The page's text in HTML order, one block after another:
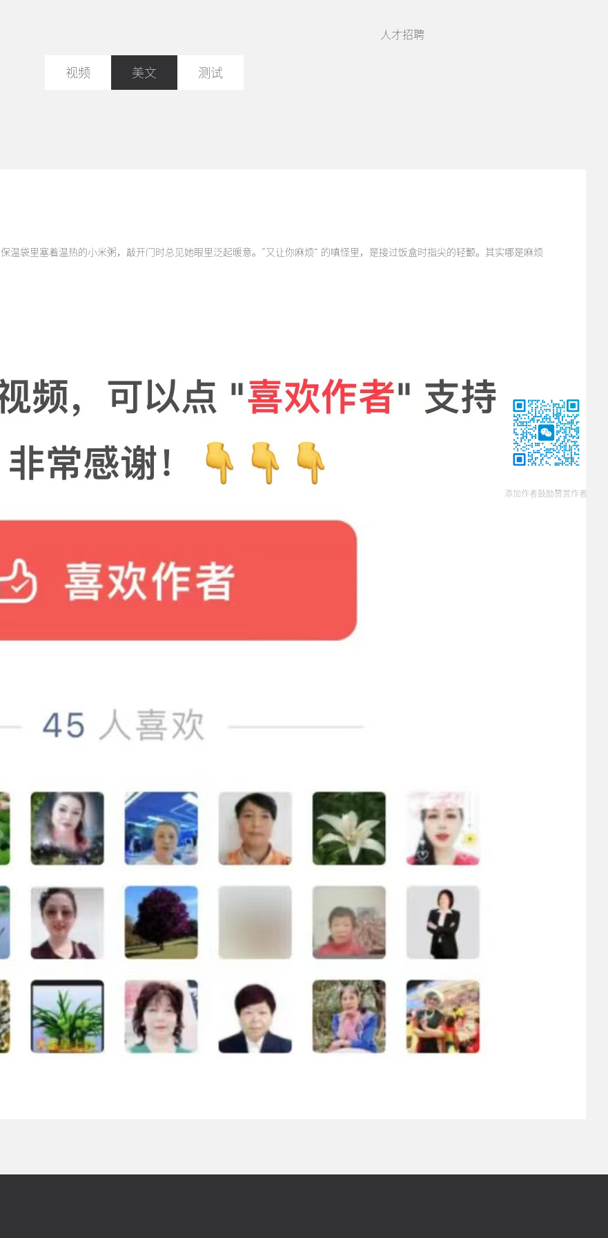
人才招聘
视频 美文 测试
温袋里塞着温热的小米粥，敲开门时总见她眼里泛起暖意。“又让你麻烦” 的嗔怪里，是接过饭盒时指尖的轻颤。其实哪是麻烦
添加作者鼓励赞赏作者